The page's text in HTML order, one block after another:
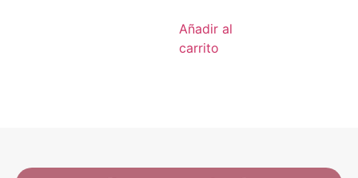
Añadir al
carrito